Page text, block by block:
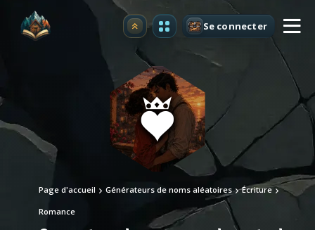
Premium Se connecter
Page d'accueil Générateurs de noms aléatoires Écriture
Romance